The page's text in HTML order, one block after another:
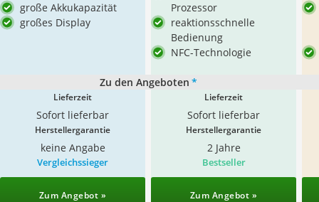
große Akkukapazität
großes Display
Prozessor
reaktionsschnelle
Bedienung
NFC-Technologie
Zu den Angeboten *
Lieferzeit
Sofort lieferbar
Lieferzeit
Sofort lieferbar
Herstellergarantie
keine Angabe
Herstellergarantie
2 Jahre
Vergleichssieger
Zum Angebot »
Bestseller
Zum Angebot »